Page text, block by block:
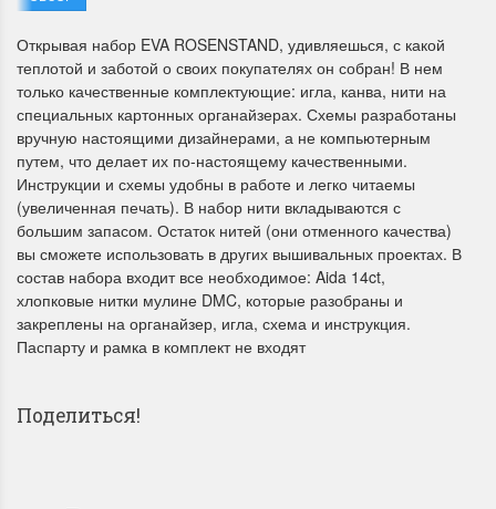
Летние Скидки
!! СКИДКА 20% ‼️ с 1 до 3 июня в
честь первого летнего дня
Чудетство...
ПОДРОБНЕЕ
Анастасия Туманова
Раритеты Дим.
На сайте пополнение
Dimensions
Спешите купить...
ПОДРОБНЕЕ
Открывая набор EVA ROSENSTAND, удивляешься, с какой
теплотой и заботой о своих покупателях он собран! В нем
только качественные комплектующие: игла, канва, нити на
специальных картонных органайзерах. Схемы разработаны
вручную настоящими дизайнерами, а не компьютерным
путем, что делает их по-настоящему качественными.
Инструкции и схемы удобны в работе и легко читаемы
(увеличенная печать). В набор нити вкладываются с
большим запасом. Остаток нитей (они отменного качества)
вы сможете использовать в других вышивальных проектах. В
состав набора входит все необходимое: Aida 14ct,
хлопковые нитки мулине DMC, которые разобраны и
закреплены на органайзер, игла, схема и инструкция.
Паспарту и рамка в комплект не входят
Поделиться!